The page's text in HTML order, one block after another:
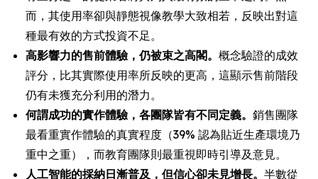
而，其使用率卻與靜態視像教學大致相若，反映出對這
種最有效的方式投資不足。
高影響力的售前體驗，仍被束之高閣。 概念驗證的成效
評分，比其實際使用率所反映的更高，這顯示售前階段
仍有未獲充分利用的潛力。
何謂成功的實作體驗，各團隊皆有不同定義。 銷售團隊
最看重實作體驗的真實程度（39% 認為貼近生產環境乃
重中之重），而教育團隊則最重視即時引導及意見。
人工智能的採納日漸普及，但信心卻未見增長。 半數從